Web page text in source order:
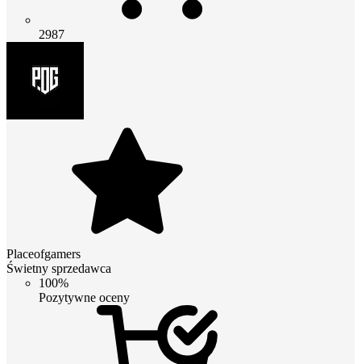
2987
Placeofgamers
Świetny sprzedawca
100%
Pozytywne oceny